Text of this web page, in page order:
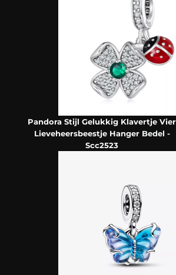
Pandora Stijl Gelukkig Klavertje Vier
Lieveheersbeestje Hanger Bedel -
Scc2523